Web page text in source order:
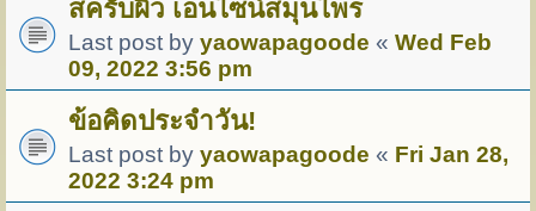
สครับผิว เอนไซน์สมุนไพร
Last post by yaowapagoode « Wed Feb
09, 2022 3:56 pm
ข้อคิดประจำวัน!
Last post by yaowapagoode « Fri Jan 28,
2022 3:24 pm